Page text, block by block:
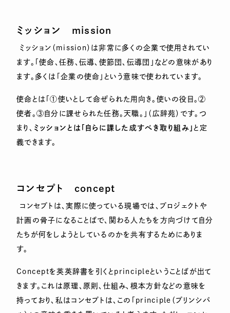
ミッション mission
ミッション（mission）は非常に多くの企業で使用されてい
ます。「使命、任務、伝導、使節団、伝導団」などの意味があり
ます。多くは「企業の使命」という意味で使われています。
使命とは「①使いとして命ぜられた用向き。使いの役目。②
使者。③自分に課せられた任務。天職。」（広辞苑）です。つ
まり、 ミッションとは「自らに課した成すべき取り組み」 と定
義できます。
コンセプト concept
コンセプトは、実際に使っている現場では、プロジェクトや
計画の骨子になることばで、関わる人たちを方向づけて自分
たちが何をしようとしているのかを共有するためにありま
す。
Conceptを英英辞書を引くとprincipleということばが出て
きます。これは原理、原則、仕組み、根本方針などの意味を
持っており、私はコンセプトは、この「principle（プリンシパ